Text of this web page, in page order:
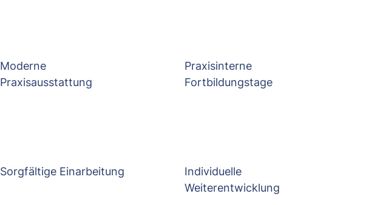
Moderne
Praxisausstattung
Praxisinterne
Fortbildungstage
Sorgfältige Einarbeitung
Individuelle
Weiterentwicklung